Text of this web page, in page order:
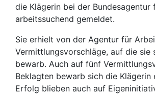
die Klägerin bei der Bundesagentur
arbeitssuchend gemeldet.
Sie erhielt von der Agentur für
Vermittlungsvorschläge, auf die sie
bewarb. Auch auf fünf
Beklagten bewarb sich die Klägerin
Erfolg blieben auch auf